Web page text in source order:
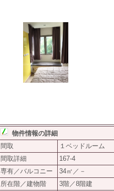
物件情報の詳細
間取
１ベッドルーム
間取詳細
167-4
専有／バルコニー
34㎡／－
所在階／建物階
3階／8階建